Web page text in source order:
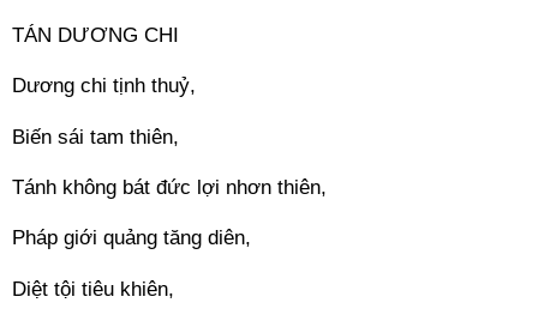
TÁN DƯƠNG CHI
Dương chi tịnh thuỷ,
Biến sái tam thiên,
Tánh không bát đức lợi nhơn thiên,
Pháp giới quảng tăng diên,
Diệt tội tiêu khiên,